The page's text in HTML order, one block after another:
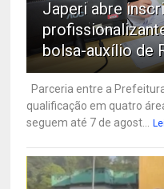
Japeri abre
bolsa-auxílio de
Parceria entre a
qualificação em quatro
seguem até 7 de agost...